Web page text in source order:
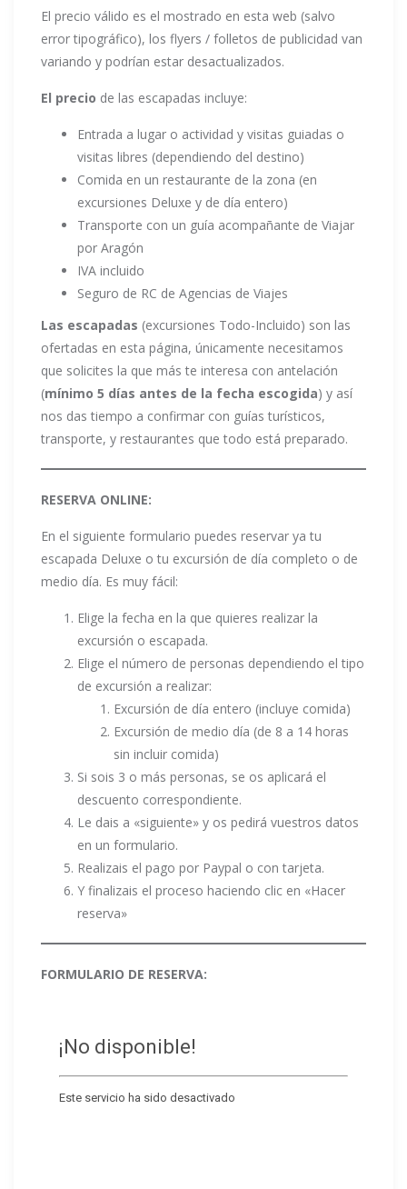
El precio válido es el mostrado en esta web (salvo
error tipográfico), los flyers / folletos de publicidad van
variando y podrían estar desactualizados.
El precio de las escapadas incluye:
Entrada a lugar o actividad y visitas guiadas o
visitas libres (dependiendo del destino)
Comida en un restaurante de la zona (en
excursiones Deluxe y de día entero)
Transporte con un guía acompañante de Viajar
por Aragón
IVA incluido
Seguro de RC de Agencias de Viajes
Las escapadas (excursiones Todo-Incluido) son las
ofertadas en esta página, únicamente necesitamos
que solicites la que más te interesa con antelación
(mínimo 5 días antes de la fecha escogida) y así
nos das tiempo a confirmar con guías turísticos,
transporte, y restaurantes que todo está preparado.
RESERVA ONLINE:
En el siguiente formulario puedes reservar ya tu
escapada Deluxe o tu excursión de día completo o de
medio día. Es muy fácil:
Elige la fecha en la que quieres realizar la
excursión o escapada.
Elige el número de personas dependiendo el tipo
de excursión a realizar:
Excursión de día entero (incluye comida)
Excursión de medio día (de 8 a 14 horas
sin incluir comida)
Si sois 3 o más personas, se os aplicará el
descuento correspondiente.
Le dais a «siguiente» y os pedirá vuestros datos
en un formulario.
Realizais el pago por Paypal o con tarjeta.
Y finalizais el proceso haciendo clic en «Hacer
reserva»
FORMULARIO DE RESERVA: